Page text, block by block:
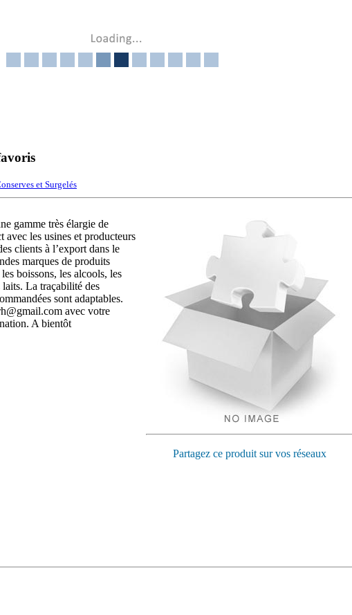
et Surgelés
Partagez ce produit sur vos réseaux
gamme très élargie de
les usines et producteurs
clients à l’export dans le
marques de produits
boissons, les alcools, les
laits. La traçabilité des
sont adaptables.
avec votre
A bientôt